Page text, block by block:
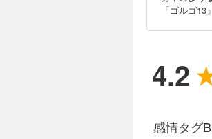
「ゴルゴ
4.2
感情タグ